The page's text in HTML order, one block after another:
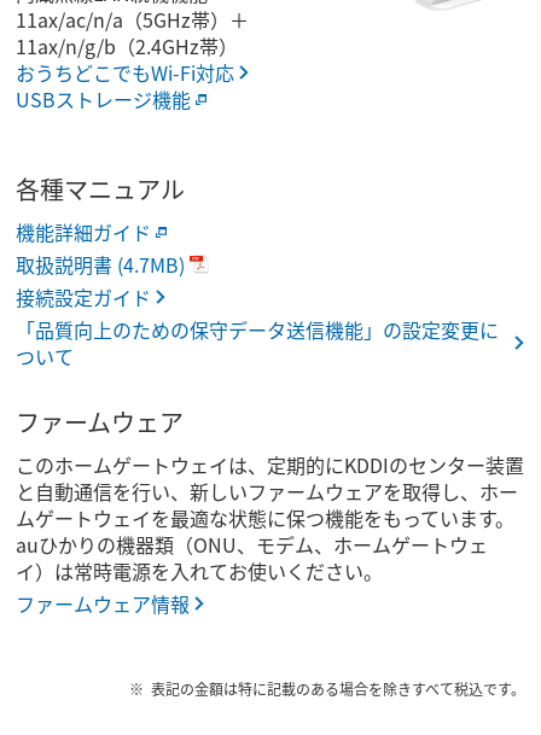
11ax/ac/n/a（5GHz帯）＋
11ax/n/g/b（2.4GHz帯）
おうちどこでもWi-Fi対応
USBストレージ機能
各種マニュアル
機能詳細ガイド
取扱説明書 (4.7MB)
接続設定ガイド
「品質向上のための保守データ送信機能」の設定変更に
ついて
ファームウェア
このホームゲートウェイは、定期的にKDDIのセンター装置
と自動通信を行い、新しいファームウェアを取得し、ホー
ムゲートウェイを最適な状態に保つ機能をもっています。
auひかりの機器類（ONU、モデム、ホームゲートウェ
イ）は常時電源を入れてお使いください。
ファームウェア情報
表記の金額は特に記載のある場合を除きすべて税込です。